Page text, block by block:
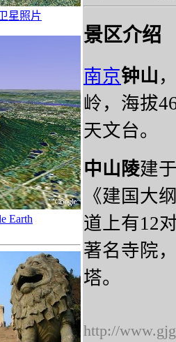
星照片
Earth
景区介绍
南京钟山
岭，海拔
天文台。
中山陵建
《建国大
道上有12
著名寺院
塔。
http://